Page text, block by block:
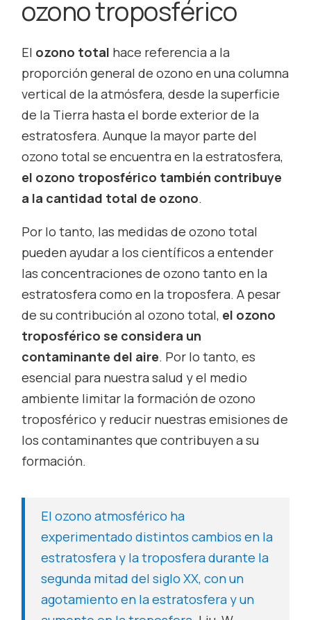
ozono troposférico
El ozono total hace referencia a la
proporción general de ozono en una columna
vertical de la atmósfera, desde la superficie
de la Tierra hasta el borde exterior de la
estratosfera. Aunque la mayor parte del
ozono total se encuentra en la estratosfera,
el ozono troposférico también contribuye
a la cantidad total de ozono.
Por lo tanto, las medidas de ozono total
pueden ayudar a los científicos a entender
las concentraciones de ozono tanto en la
estratosfera como en la troposfera. A pesar
de su contribución al ozono total, el ozono
troposférico se considera un
contaminante del aire. Por lo tanto, es
esencial para nuestra salud y el medio
ambiente limitar la formación de ozono
troposférico y reducir nuestras emisiones de
los contaminantes que contribuyen a su
formación.
El ozono atmosférico ha
experimentado distintos cambios en la
estratosfera y la troposfera durante la
segunda mitad del siglo XX, con un
agotamiento en la estratosfera y un